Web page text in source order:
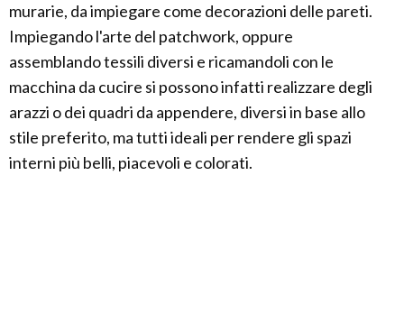
murarie, da impiegare come decorazioni delle pareti.
Impiegando l'arte del patchwork, oppure
assemblando tessili diversi e ricamandoli con le
macchina da cucire si possono infatti realizzare degli
arazzi o dei quadri da appendere, diversi in base allo
stile preferito, ma tutti ideali per rendere gli spazi
interni più belli, piacevoli e colorati.